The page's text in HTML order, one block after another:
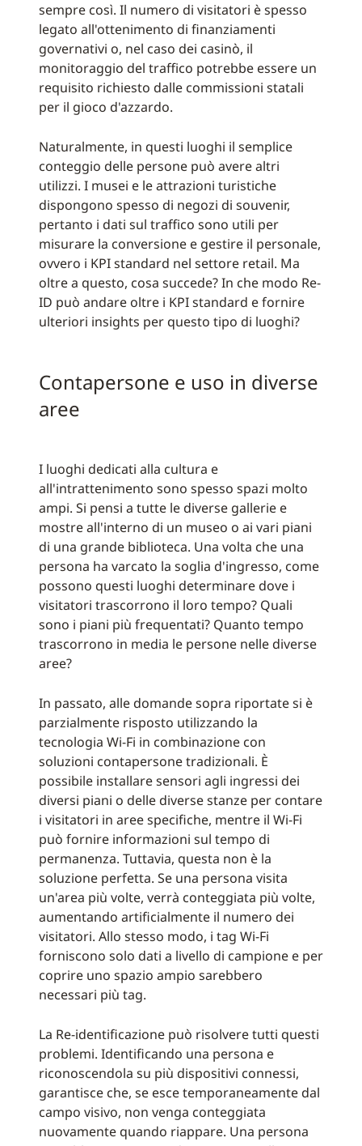
sempre così. Il numero di visitatori è spesso
legato all'ottenimento di finanziamenti
governativi o, nel caso dei casinò, il
monitoraggio del traffico potrebbe essere un
requisito richiesto dalle commissioni statali
per il gioco d'azzardo.
Naturalmente, in questi luoghi il semplice
conteggio delle persone può avere altri
utilizzi. I musei e le attrazioni turistiche
dispongono spesso di negozi di souvenir,
pertanto i dati sul traffico sono utili per
misurare la conversione e gestire il personale,
ovvero i KPI standard nel settore retail. Ma
oltre a questo, cosa succede? In che modo Re-
ID può andare oltre i KPI standard e fornire
ulteriori insights per questo tipo di luoghi?
Contapersone e uso in diverse
aree
I luoghi dedicati alla cultura e
all'intrattenimento sono spesso spazi molto
ampi. Si pensi a tutte le diverse gallerie e
mostre all'interno di un museo o ai vari piani
di una grande biblioteca. Una volta che una
persona ha varcato la soglia d'ingresso, come
possono questi luoghi determinare dove i
visitatori trascorrono il loro tempo? Quali
sono i piani più frequentati? Quanto tempo
trascorrono in media le persone nelle diverse
aree?
In passato, alle domande sopra riportate si è
parzialmente risposto utilizzando la
tecnologia Wi-Fi in combinazione con
soluzioni contapersone tradizionali. È
possibile installare sensori agli ingressi dei
diversi piani o delle diverse stanze per contare
i visitatori in aree specifiche, mentre il Wi-Fi
può fornire informazioni sul tempo di
permanenza. Tuttavia, questa non è la
soluzione perfetta. Se una persona visita
un'area più volte, verrà conteggiata più volte,
aumentando artificialmente il numero dei
visitatori. Allo stesso modo, i tag Wi-Fi
forniscono solo dati a livello di campione e per
coprire uno spazio ampio sarebbero
necessari più tag.
La Re-identificazione può risolvere tutti questi
problemi. Identificando una persona e
riconoscendola su più dispositivi connessi,
garantisce che, se esce temporaneamente dal
campo visivo, non venga conteggiata
nuovamente quando riappare. Una persona